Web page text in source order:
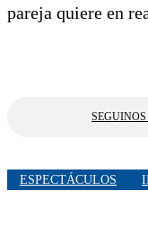
pareja quiere en
ESPECTÁCULOS